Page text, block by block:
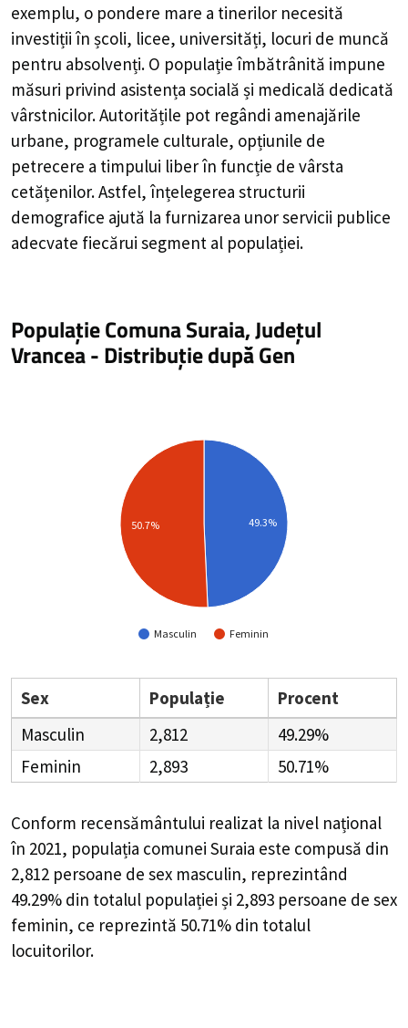
exemplu, o pondere mare a tinerilor necesită
investiții în școli, licee, universități, locuri de muncă
pentru absolvenți. O populație îmbătrânită impune
măsuri privind asistența socială și medicală dedicată
vârstnicilor. Autoritățile pot regândi amenajările
urbane, programele culturale, opțiunile de
petrecere a timpului liber în funcție de vârsta
cetățenilor. Astfel, înțelegerea structurii
demografice ajută la furnizarea unor servicii publice
adecvate fiecărui segment al populației.
Populație Comuna Suraia, Județul
Vrancea-Distribuțiedupă Gen
Masculin Feminin
49.3%
50.7%
Sex Populație
Procent
Masculin
2,812
49.29%
Feminin
2,893 50.71%
Conform recensământului realizat la nivel național
în 2021, populația comunei Suraia este compusă din
2,812 persoane de sex masculin, reprezintând
49.29% din totalul populației și 2,893 persoane de sex
feminin, ce reprezintă 50.71% din totalul
locuitorilor.